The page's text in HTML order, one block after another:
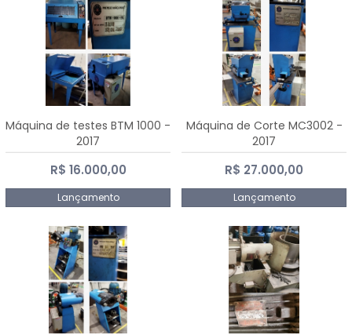
Máquina de testes BTM 1000 -
2017
R$ 16.000,00
Lançamento
Máquina de Corte MC3002 -
2017
R$ 27.000,00
Lançamento